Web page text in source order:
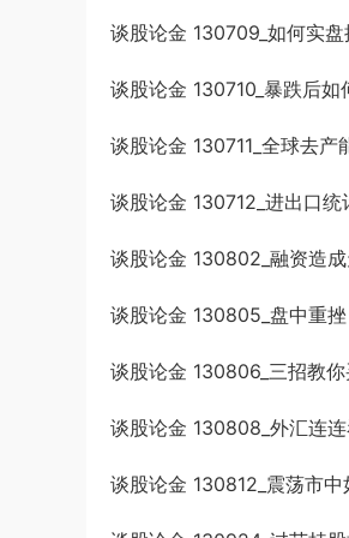
谈股论金 130709_如何实
谈股论金 130710_暴跌后
谈股论金 130711_全球去产
谈股论金 130712_进出口
谈股论金 130802_融资造
谈股论金 130805_盘中重
谈股论金 130806_三招教
谈股论金 130808_外汇连
谈股论金 130812_震荡市